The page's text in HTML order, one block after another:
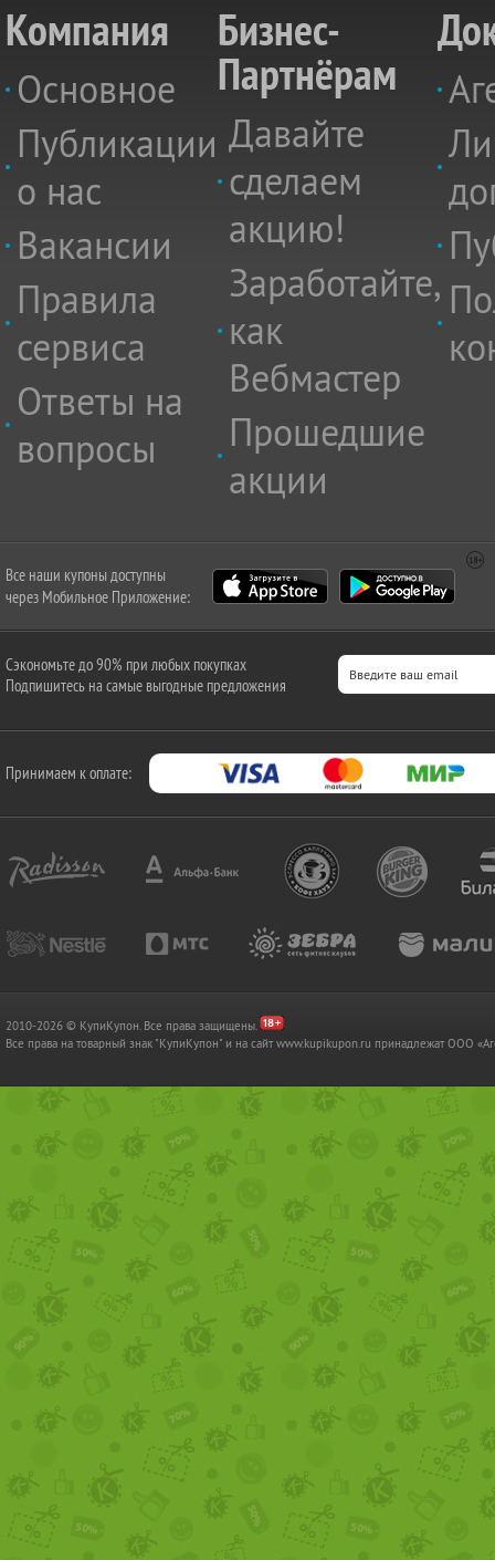
Компания
Основное
Публикации
о нас
Вакансии
Правила
сервиса
Ответы на
вопросы
Бизнес-
Партнёрам
Давайте
сделаем
акцию!
Заработайте,
как
Вебмастер
Прошедшие
акции
Все наши купоны доступны
через Мобильное Приложение:
Сэкономьте до 90% при любых покупках
Подпишитесь на самые выгодные предложения
Принимаем к оплате:
2010-2026 © КупиКупон. Все права защищены.
Все права на товарный знак "КупиКупон" и на сайт www.kupikupon.ru принадлежат OOO